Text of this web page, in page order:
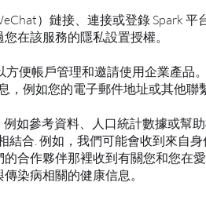
）鏈接、連接或登錄 Spark
在該服務的隱私設置授權。
便帳戶管理和邀請使用企業產品
例如您的電子郵件地址或其他聯
如參考資料、人口統計數據或幫
合. 例如，我們可能會收到來自
合作夥伴那裡收到有關您和您在
染病相關的健康信息。